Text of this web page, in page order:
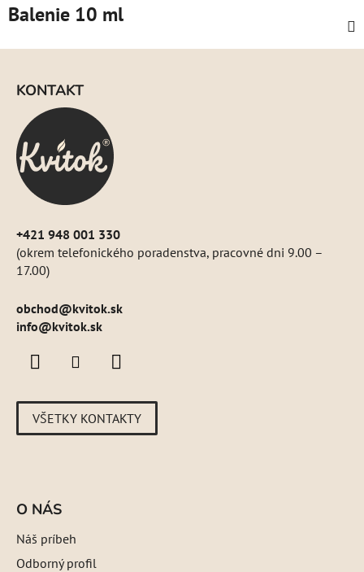
Balenie 10 ml
KONTAKT
+421 948 001 330
(okrem telefonického poradenstva, pracovné dni 9.00 –
17.00)
obchod@kvitok.sk
info@kvitok.sk
VŠETKY KONTAKTY
O NÁS
Náš príbeh
Odborný profil